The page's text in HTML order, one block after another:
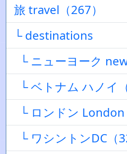
旅 travel（267）
└ destinations
└ ニューヨーク
└ ベトナム ハノイ
└ ロンドン London
└ ワシントンDC（